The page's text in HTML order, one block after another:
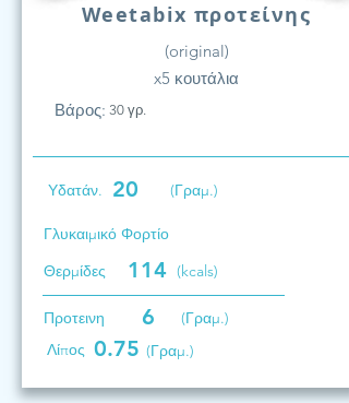
Weetabix προτείνης
(original)
x5 κουτάλια
Βάρος: 30 γρ.
Υδατάν. 20 (Γραμ.)
Γλυκαιμικό Φορτίο
Θερμίδες
114 (kcals)
Προτεινη 6
(Γραμ.)
Λίπος 0.75 (Γραμ.)